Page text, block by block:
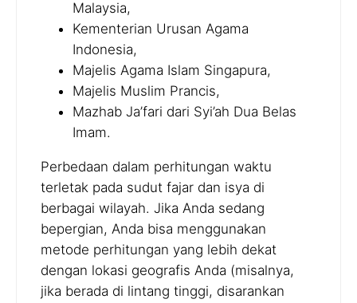
Malaysia,
Kementerian Urusan Agama
Indonesia,
Majelis Agama Islam Singapura,
Majelis Muslim Prancis,
Mazhab Ja’fari dari Syi’ah Dua Belas
Imam.
Perbedaan dalam perhitungan waktu
terletak pada sudut fajar dan isya di
berbagai wilayah. Jika Anda sedang
bepergian, Anda bisa menggunakan
metode perhitungan yang lebih dekat
dengan lokasi geografis Anda (misalnya,
jika berada di lintang tinggi, disarankan